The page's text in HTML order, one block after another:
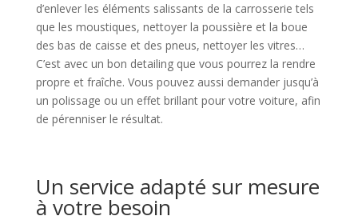
d’enlever les éléments salissants de la carrosserie tels
que les moustiques, nettoyer la poussière et la boue
des bas de caisse et des pneus, nettoyer les vitres…
C’est avec un bon detailing que vous pourrez la rendre
propre et fraîche. Vous pouvez aussi demander jusqu’à
un polissage ou un effet brillant pour votre voiture, afin
de pérenniser le résultat.
Un service adapté sur mesure
à votre besoin